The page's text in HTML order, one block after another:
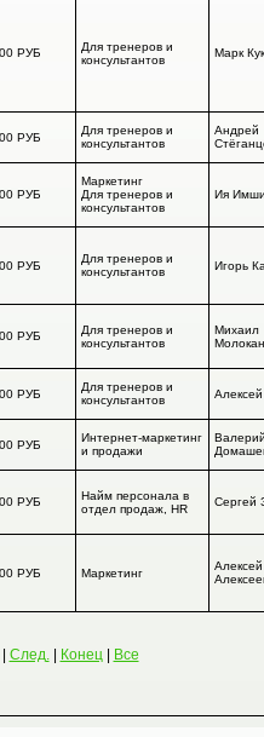
РУБ
Для тренеров и
консультантов
Марк
РУБ
Для тренеров и
консультантов
Андрей
РУБ
Маркетинг
Для тренеров и
консультантов
Ия
РУБ
Для тренеров и
консультантов
Игорь
РУБ
Для тренеров и
консультантов
Михаил
РУБ
Для тренеров и
консультантов
РУБ
Интернет-маркетинг
и продажи
Валерий
РУБ
Найм персонала в
отдел продаж, HR
Сергей
РУБ Маркетинг
Алексей
След.| Конец| Все